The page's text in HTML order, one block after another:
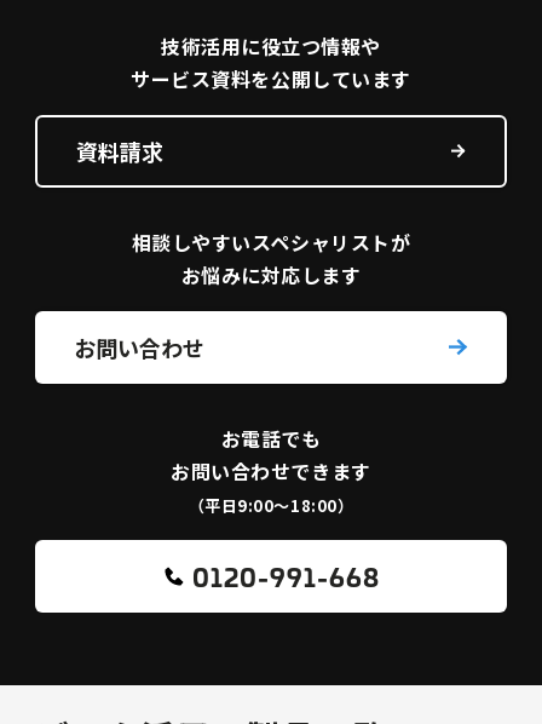
技術活用に役立つ情報や
サービス資料を公開しています
資料請求
相談しやすいスペシャリストが
お悩みに対応します
お問い合わせ
お電話でも
お問い合わせできます
（平日9:00〜18:00）
0120-991-668